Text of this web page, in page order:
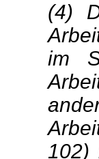
(4)
im
102)